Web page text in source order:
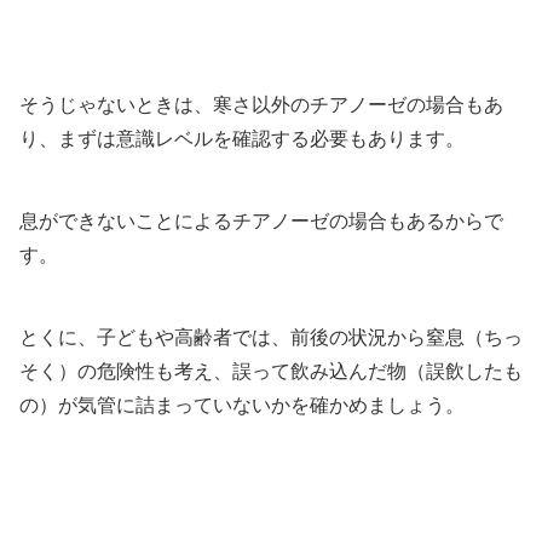
そうじゃないときは、寒さ以外のチアノーゼの場合もあ
り、まずは意識レベルを確認する必要もあります。
息ができないことによるチアノーゼの場合もあるからで
す。
とくに、子どもや高齢者では、前後の状況から窒息（ちっ
そく）の危険性も考え、誤って飲み込んだ物（誤飲したも
の）が気管に詰まっていないかを確かめましょう。